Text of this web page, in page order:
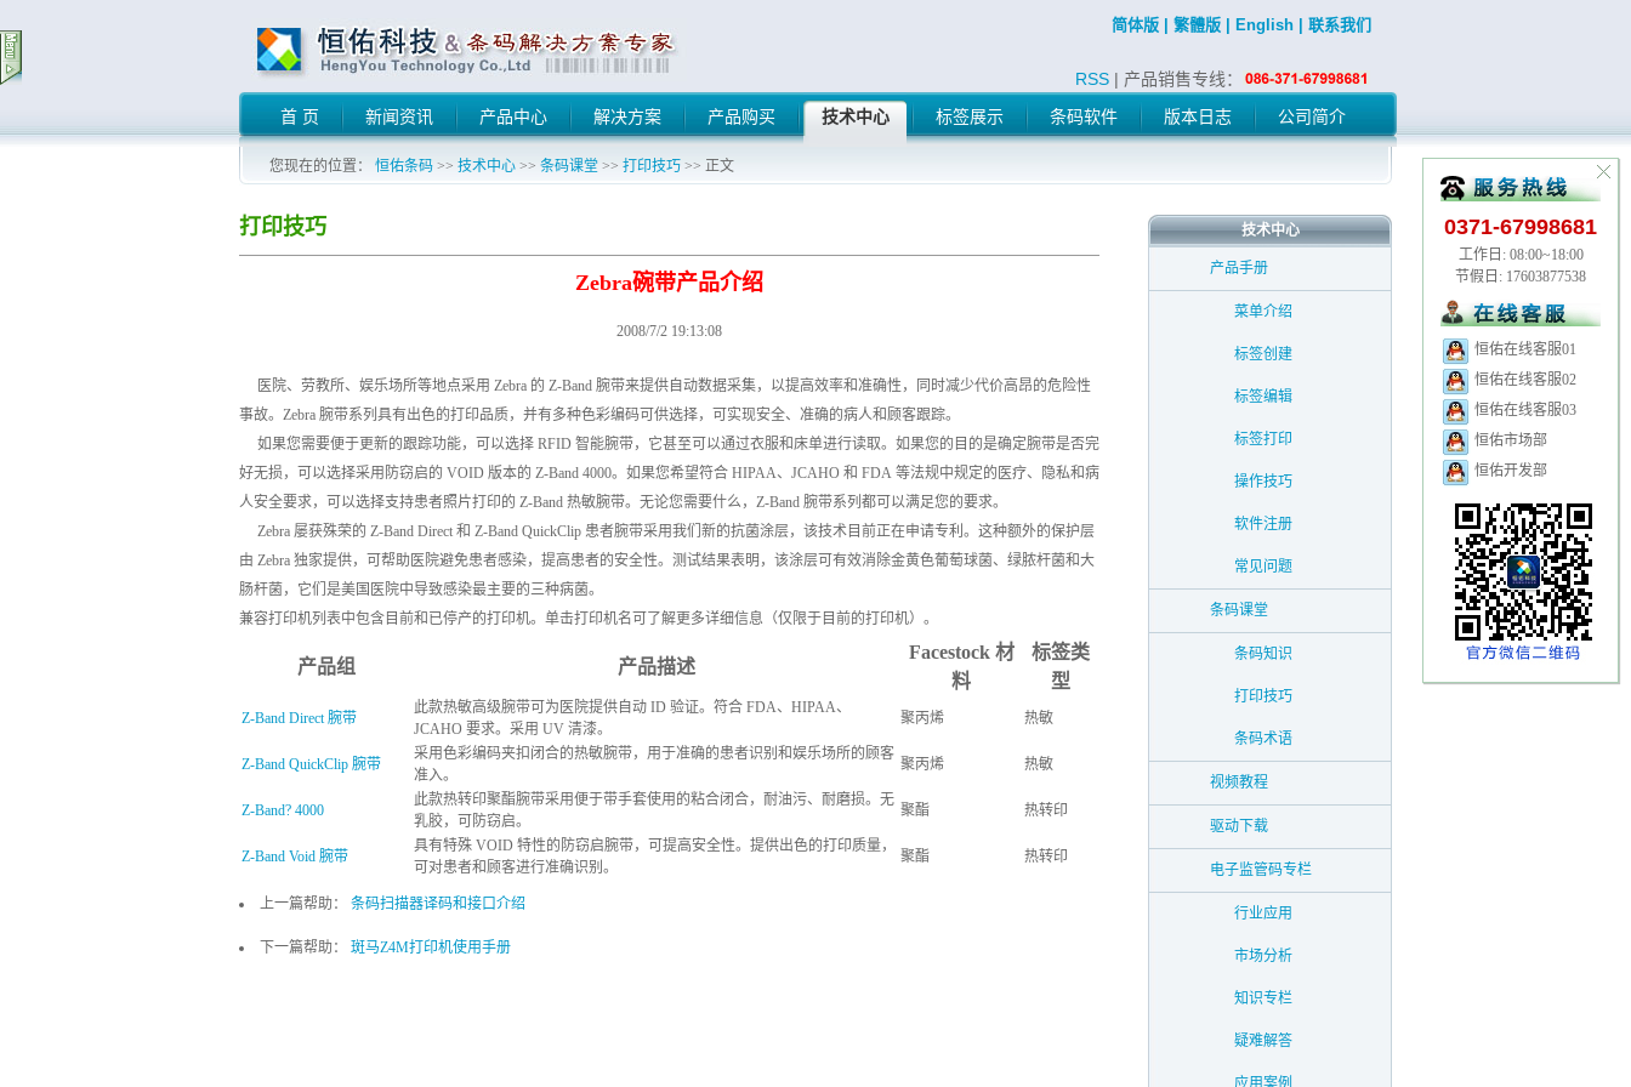
简体版 繁體版 English 联系我们
RSS | 产品销售专线：
首 页
新闻资讯 产品中心 解决方案 产品购买 技术中心 标签展示 条码软件 版本日志 公司简介
0371-67998681
工作日: 08:00~18:00
节假日: 17603877538
恒佑在线客服01
恒佑在线客服02
恒佑在线客服03
恒佑市场部
恒佑开发部
您现在的位置： 恒佑条码 >> 技术中心 >> 条码课堂 >> 打印技巧 >> 正文
打印技巧
Zebra碗带产品介绍
2008/7/2 19:13:08
医院、劳教所、娱乐场所等地点采用 Zebra 的 Z-Band 腕带来提供自动数据采集，以提高效率和准确性，同时减少代价高昂的危险性
事故。Zebra 腕带系列具有出色的打印品质，并有多种色彩编码可供选择，可实现安全、准确的病人和顾客跟踪。
如果您需要便于更新的跟踪功能，可以选择 RFID 智能腕带，它甚至可以通过衣服和床单进行读取。如果您的目的是确定腕带是否完
好无损，可以选择采用防窃启的 VOID 版本的 Z-Band 4000。如果您希望符合 HIPAA、JCAHO 和 FDA 等法规中规定的医疗、隐私和病
人安全要求，可以选择支持患者照片打印的 Z-Band 热敏腕带。无论您需要什么，Z-Band 腕带系列都可以满足您的要求。
Zebra 屡获殊荣的 Z-Band Direct 和 Z-Band QuickClip 患者腕带采用我们新的抗菌涂层，该技术目前正在申请专利。这种额外的保护层
由 Zebra 独家提供，可帮助医院避免患者感染，提高患者的安全性。测试结果表明，该涂层可有效消除金黄色葡萄球菌、绿脓杆菌和大
肠杆菌，它们是美国医院中导致感染最主要的三种病菌。
兼容打印机列表中包含目前和已停产的打印机。单击打印机名可了解更多详细信息（仅限于目前的打印机）。
产品组 产品描述
Facestock 材
料
标签类
型
Z-Band Direct 腕带
此款热敏高级腕带可为医院提供自动 ID 验证。符合 FDA、HIPAA、
JCAHO 要求。采用 UV 清漆。
聚丙烯 热敏
Z-Band QuickClip 腕带
采用色彩编码夹扣闭合的热敏腕带，用于准确的患者识别和娱乐场所的顾客
准入。
聚丙烯 热敏
Z-Band? 4000
此款热转印聚酯腕带采用便于带手套使用的粘合闭合，耐油污、耐磨损。无
乳胶，可防窃启。
聚酯 热转印
Z-Band Void 腕带
具有特殊 VOID 特性的防窃启腕带，可提高安全性。提供出色的打印质量，
可对患者和顾客进行准确识别。
聚酯 热转印
上一篇帮助： 条码扫描器译码和接口介绍
下一篇帮助： 斑马Z4M打印机使用手册
技术中心
产品手册
菜单介绍
标签创建
标签编辑
标签打印
操作技巧
软件注册
常见问题
条码课堂
条码知识
打印技巧
条码术语
视频教程
驱动下载
电子监管码专栏
行业应用
市场分析
知识专栏
疑难解答
应用案例